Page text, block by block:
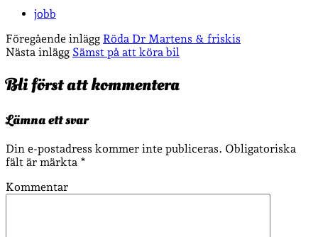
jobb
Föregående inlägg Röda Dr Martens & friskis
Nästa inlägg Sämst på att köra bil
Bli först att kommentera
Lämna ett svar
Din e-postadress kommer inte publiceras. Obligatoriska
fält är märkta *
Kommentar